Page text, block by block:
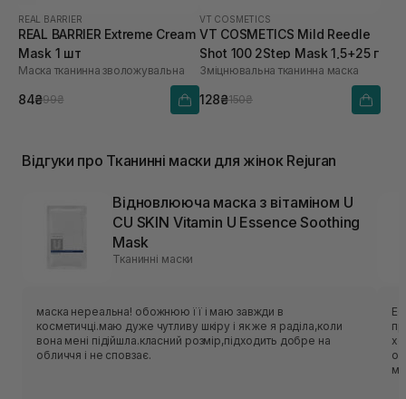
REAL BARRIER
REAL BARRIER Extreme Cream
Mask 1 шт
Маска тканинна зволожувальна
84₴99₴
VT COSMETICS
VT COSMETICS Mild Reedle
Shot 100 2Step Mask 1,5+25 г
Зміцнювальна тканинна маска
128₴150₴
Відгуки про Тканинні маски для жінок Rejuran
Відновлююча маска з вітаміном U
CU SKIN Vitamin U Essence Soothing
Mask
Тканинні маски
маска нереальна! обожнюю її і маю завжди в
косметичці.маю дуже чутливу шкіру і як же я раділа,коли
вона мені підійшла.класний розмір,підходить добре на
обличчя і не сповзає.